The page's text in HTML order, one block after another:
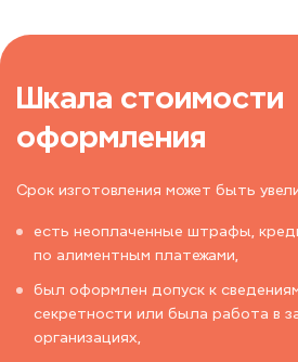
Шкала стоимости
оформления
Срок изготовления может быть
есть неоплаченные штрафы,
по алиментным платежами,
был оформлен допуск к
секретности или была работа в
организациях,